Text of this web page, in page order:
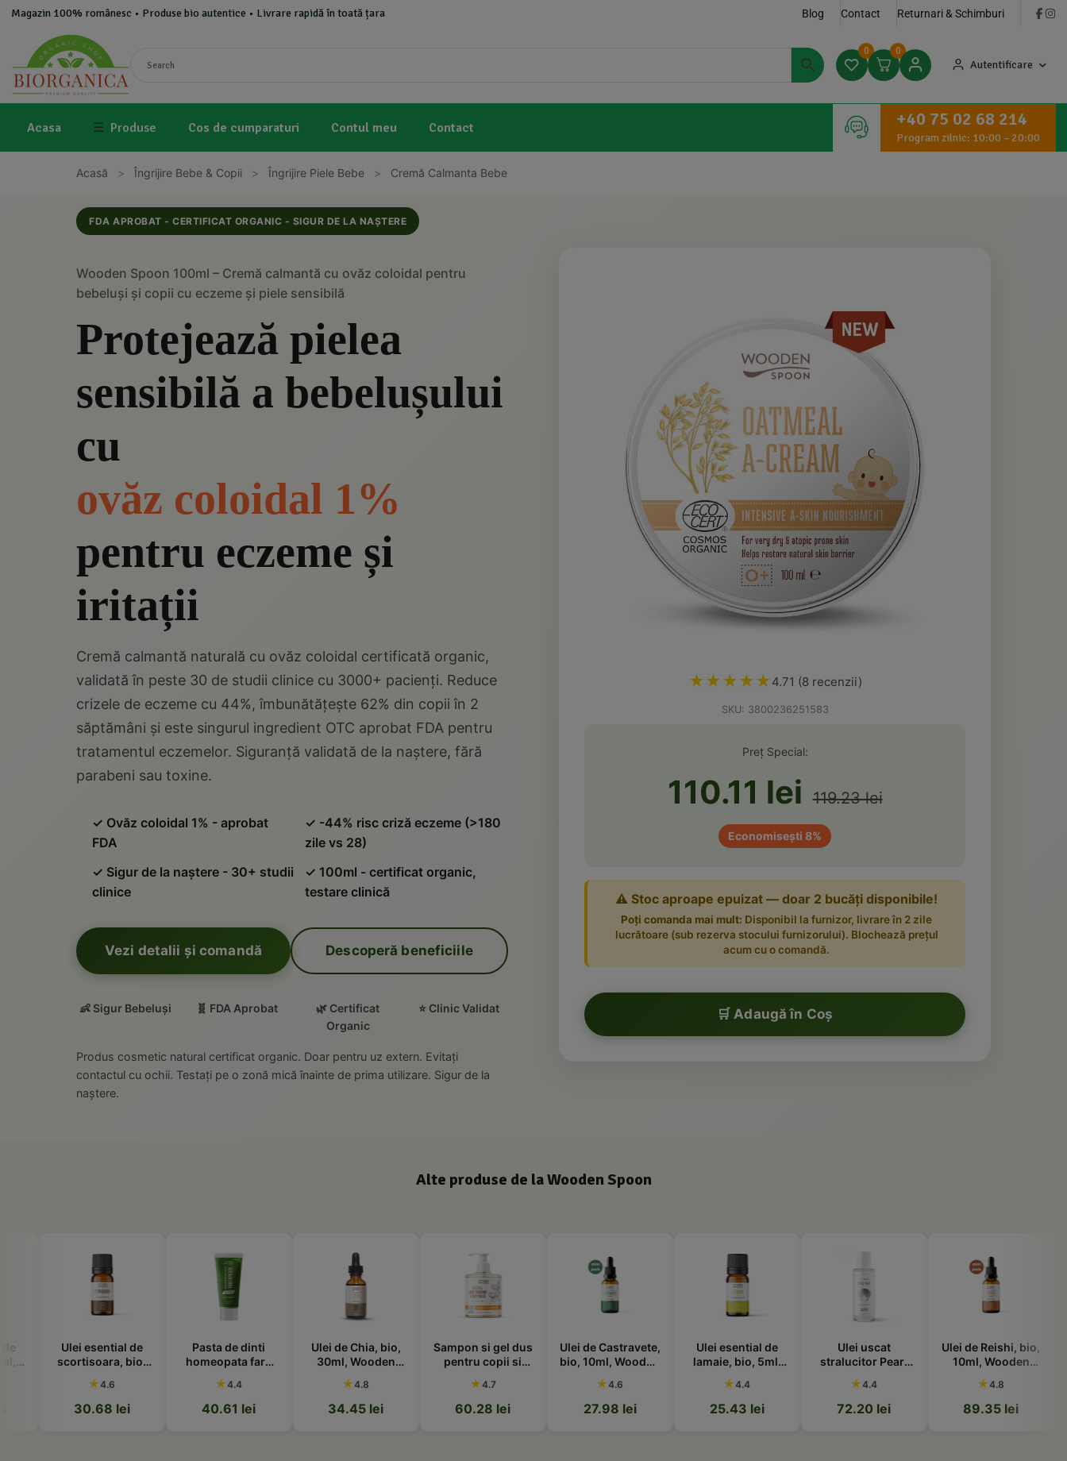
Magazin 100% românesc • Produse bio autentice • Livrare rapidă în toată țara Blog Contact Returnari & Schimburi
0 0
Autentificare
Acasa ☰ Produse Cos de cumparaturi Contul meu Contact +40 75 02 68 214
Program zilnic: 10:00 – 20:00
Acasă > Îngrijire Bebe & Copii > Îngrijire Piele Bebe > Cremă Calmanta Bebe
FDA APROBAT - CERTIFICAT ORGANIC - SIGUR DE LA NAȘTERE
Wooden Spoon 100ml – Cremă calmantă cu ovăz coloidal pentru
bebeluși și copii cu eczeme și piele sensibilă
Protejează pielea
sensibilă a bebelușului
cu
ovăz coloidal 1%
pentru eczeme și
iritații
Cremă calmantă naturală cu ovăz coloidal certificată organic,
validată în peste 30 de studii clinice cu 3000+ pacienți. Reduce
crizele de eczeme cu 44%, îmbunătățește 62% din copii în 2
săptămâni și este singurul ingredient OTC aprobat FDA pentru
tratamentul eczemelor. Siguranță validată de la naștere, fără
parabeni sau toxine.
✓ Ovăz coloidal 1% - aprobat
FDA
✓ -44% risc criză eczeme (>180
zile vs 28)
✓ Sigur de la naștere - 30+ studii
clinice
✓ 100ml - certificat organic,
testare clinică
Vezi detalii și comandă Descoperă beneficiile
👶 Sigur Bebeluși 🧬 FDA Aprobat
🌿 Certificat
Organic
⭐ Clinic Validat
Produs cosmetic natural certificat organic. Doar pentru uz extern. Evitați
contactul cu ochii. Testați pe o zonă mică înainte de prima utilizare. Sigur de la
naștere.
★★★★★4.71 (8 recenzii)
SKU: 3800236251583
Preț Special:
110.11 lei 119.23 lei
Economisești 8%
⚠️ Stoc aproape epuizat — doar 2 bucăți disponibile!
Poți comanda mai mult: Disponibil la furnizor, livrare în 2 zile
lucrătoare (sub rezerva stocului furnizorului). Blochează prețul
acum cu o comandă.
🛒 Adaugă în Coș
Alte produse de la Wooden Spoon
Ulei esential de
scortisoara, bio,
30.68 lei
Pasta de dinti
homeopata fara
naturala, 75ml,
Wooden Spoon
40.61 lei
Ulei de Chia, bio,
30ml, Wooden
34.45 lei
Sampon si gel dus
pentru copii si
Kiss, bio, 300ml,
Wooden Spoon
60.28 lei
Ulei de Castravete,
bio, 10ml, Wooden
27.98 lei
Ulei esential de
lamaie, bio, 5ml,
25.43 lei
Ulei uscat
stralucitor Pearl
Wooden Spoon
72.20 lei
Ulei de Reishi, bio,
10ml, Wooden
89.35 lei